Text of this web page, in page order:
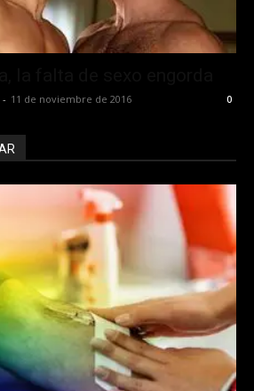
- 11 de noviembre de 2016 0